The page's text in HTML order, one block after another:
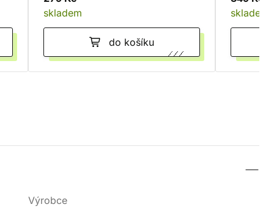
skladem
do košíku
skladem
Výrobce